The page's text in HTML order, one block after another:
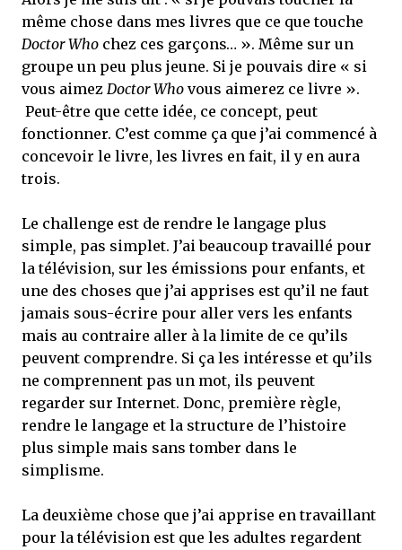
même chose dans mes livres que ce que touche
Doctor Who chez ces garçons… ». Même sur un
groupe un peu plus jeune. Si je pouvais dire « si
vous aimez Doctor Who vous aimerez ce livre ».
Peut-être que cette idée, ce concept, peut
fonctionner. C’est comme ça que j’ai commencé à
concevoir le livre, les livres en fait, il y en aura
trois.
Le challenge est de rendre le langage plus
simple, pas simplet. J’ai beaucoup travaillé pour
la télévision, sur les émissions pour enfants, et
une des choses que j’ai apprises est qu’il ne faut
jamais sous-écrire pour aller vers les enfants
mais au contraire aller à la limite de ce qu’ils
peuvent comprendre. Si ça les intéresse et qu’ils
ne comprennent pas un mot, ils peuvent
regarder sur Internet. Donc, première règle,
rendre le langage et la structure de l’histoire
plus simple mais sans tomber dans le
simplisme.
La deuxième chose que j’ai apprise en travaillant
pour la télévision est que les adultes regardent